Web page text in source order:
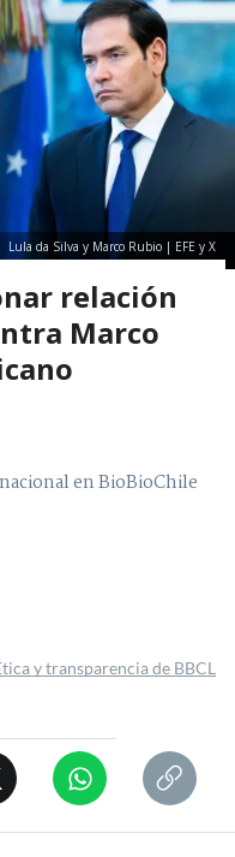
Lula da Silva y Marco Rubio | EFE y X
relación
Marco
en BioBioChile
y transparencia de BBCL